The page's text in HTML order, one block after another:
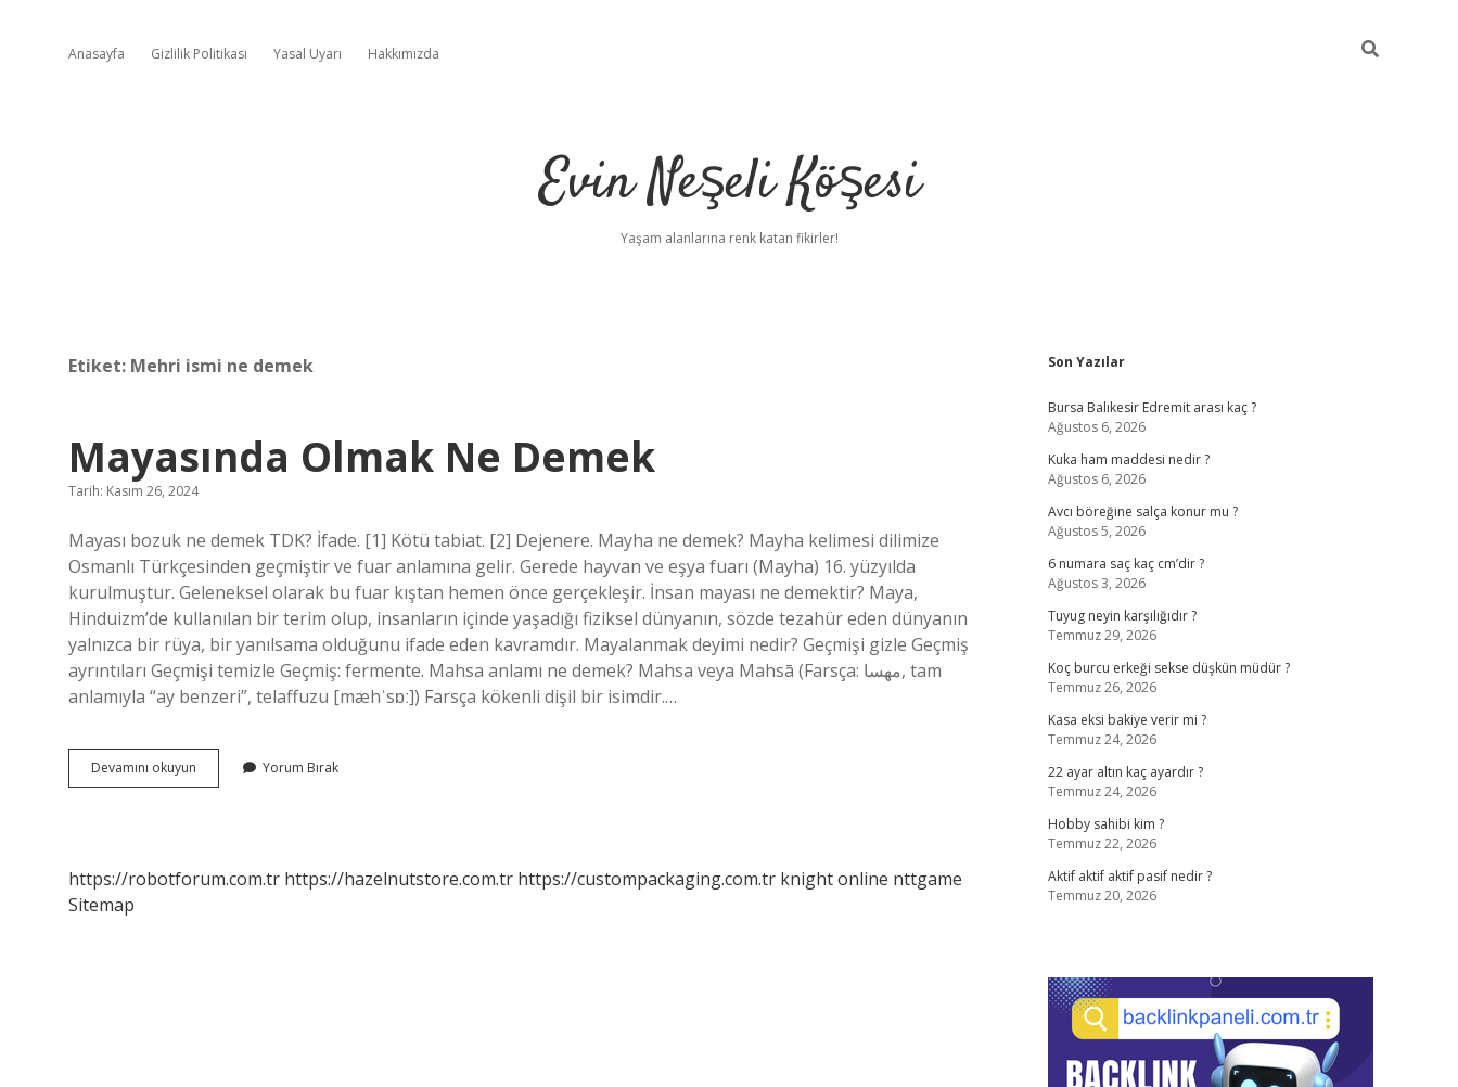
Anasayfa Gizlilik Politikası Yasal Uyarı Hakkımızda
Evin Neşeli Köşesi
Yaşam alanlarına renk katan fikirler!
Etiket: Mehri ismi ne demek
Mayasında Olmak Ne Demek
Tarih: Kasım 26, 2024
Mayası bozuk ne demek TDK? İfade. [1] Kötü tabiat. [2] Dejenere. Mayha ne demek? Mayha kelimesi dilimize
Osmanlı Türkçesinden geçmiştir ve fuar anlamına gelir. Gerede hayvan ve eşya fuarı (Mayha) 16. yüzyılda
kurulmuştur. Geleneksel olarak bu fuar kıştan hemen önce gerçekleşir. İnsan mayası ne demektir? Maya,
Hinduizm’de kullanılan bir terim olup, insanların içinde yaşadığı fiziksel dünyanın, sözde tezahür eden dünyanın
yalnızca bir rüya, bir yanılsama olduğunu ifade eden kavramdır. Mayalanmak deyimi nedir? Geçmişi gizle Geçmiş
ayrıntıları Geçmişi temizle Geçmiş: fermente. Mahsa anlamı ne demek? Mahsa veya Mahsā (Farsça: مهسا‎, tam
anlamıyla “ay benzeri”, telaffuzu [mæhˈsɒː]) Farsça kökenli dişil bir isimdir.…
Devamını okuyun Mayasında
Olmak
Yorum Bırak
https://robotforum.com.tr https://hazelnutstore.com.tr https://custompackaging.com.tr knight online nttgame
Sitemap
Sidebar
Son Yazılar
Bursa Balıkesir Edremit arası kaç ?
Ağustos 6, 2026
Kuka ham maddesi nedir ?
Ağustos 6, 2026
Avcı böreğine salça konur mu ?
Ağustos 5, 2026
6 numara saç kaç cm’dir ?
Ağustos 3, 2026
Tuyug neyin karşılığıdır ?
Temmuz 29, 2026
Koç burcu erkeği sekse düşkün müdür ?
Temmuz 26, 2026
Kasa eksi bakiye verir mi ?
Temmuz 24, 2026
22 ayar altın kaç ayardır ?
Temmuz 24, 2026
Hobby sahibi kim ?
Temmuz 22, 2026
Aktif aktif aktif pasif nedir ?
Temmuz 20, 2026